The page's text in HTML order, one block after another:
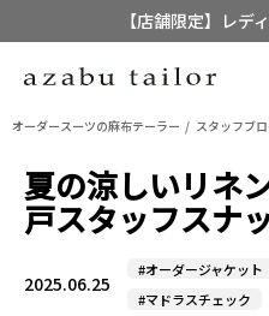
【店舗限定】レデ
8/12~8/16 夏
オーダースーツの麻布テーラー スタッフブ
夏の涼しいリネ
戸スタッフスナ
2025.06.25
#オーダージャケット
#マドラスチェック